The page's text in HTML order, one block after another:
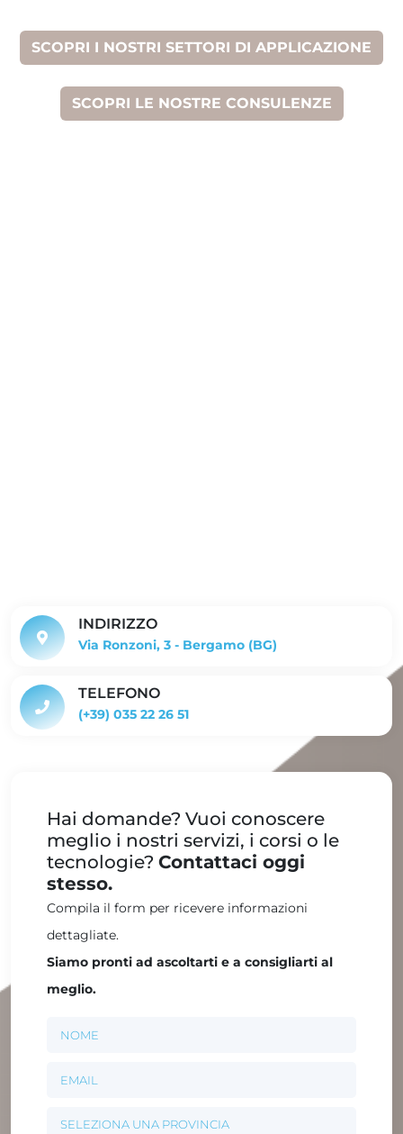
SCOPRI I NOSTRI SETTORI DI APPLICAZIONE
SCOPRI LE NOSTRE CONSULENZE
INDIRIZZO
Via Ronzoni, 3 - Bergamo (BG)
TELEFONO
(+39) 035 22 26 51
Hai domande? Vuoi conoscere
meglio i nostri servizi, i corsi o le
tecnologie? Contattaci oggi
stesso.
Compila il form per ricevere informazioni
dettagliate.
Siamo pronti ad ascoltarti e a consigliarti al
meglio.